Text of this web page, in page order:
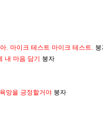
. 마이크 테스트 마이크 테스트. 붕
내 마음 담기 붕자
망을 긍정할거야 붕자